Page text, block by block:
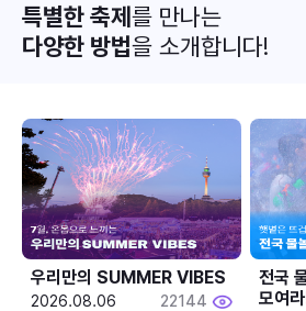
특별한 축제를 만나는
다양한 방법을 소개합니다!
우리만의 SUMMER VIBES
2026.08.06 22144
전국
모여